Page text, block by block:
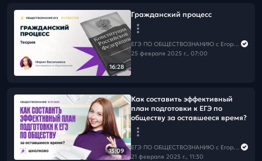
16:28
Гражданский процесс
ЕГЭ ПО ОБЩЕСТВОЗНАНИЮ c Егором Кантом
25 февраля 2025 г., 07:00
13:09
Как составить эффективный
план подготовки к ЕГЭ по
обществу за оставшееся время?
ЕГЭ ПО ОБЩЕСТВОЗНАНИЮ c Егором Кантом
21 февраля 2025 г., 11:30